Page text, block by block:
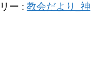
ー : 教会だより_神